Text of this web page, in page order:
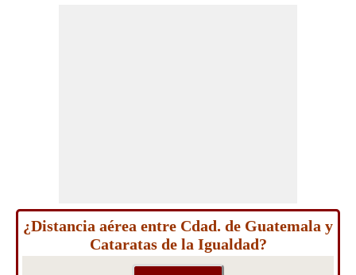
¿Distancia aérea entre Cdad. de Guatemala y
Cataratas de la Igualdad?